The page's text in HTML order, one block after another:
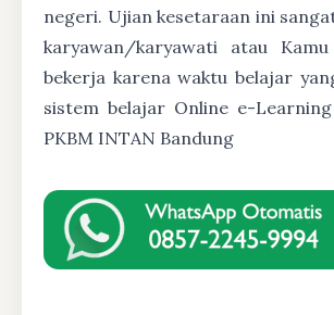
negeri. Ujian kesetaraan ini
karyawan/karyawati atau
bekerja karena waktu belajar
sistem belajar Online e-
PKBM INTAN Bandung